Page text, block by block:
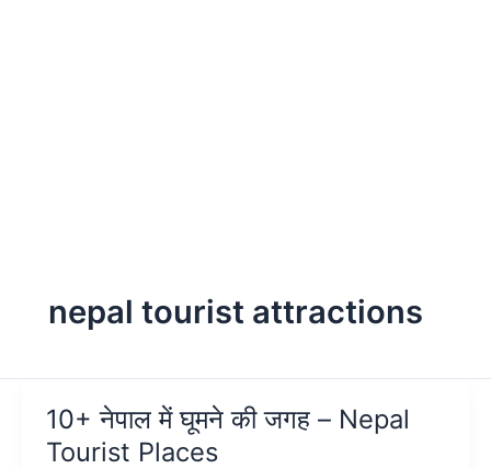
nepal tourist attractions
10+ नेपाल में घूमने की जगह – Nepal
Tourist Places